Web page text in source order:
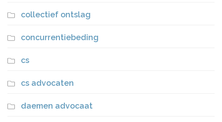
collectief ontslag
concurrentiebeding
cs
cs advocaten
daemen advocaat